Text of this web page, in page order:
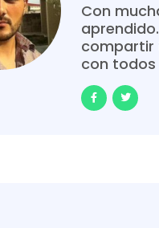
Con
compartir
con